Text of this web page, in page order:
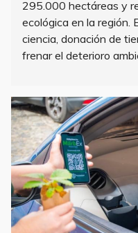
295.000 hectáreas y
ecológica en la región.
ciencia, donación de
frenar el deterioro